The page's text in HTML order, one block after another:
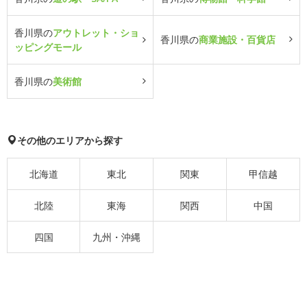
香川県のアウトレット・ショ
ッピングモール
香川県の商業施設・百貨店
香川県の美術館
その他のエリアから探す
北海道 東北 関東 甲信越
北陸 東海 関西 中国
四国 九州・沖縄